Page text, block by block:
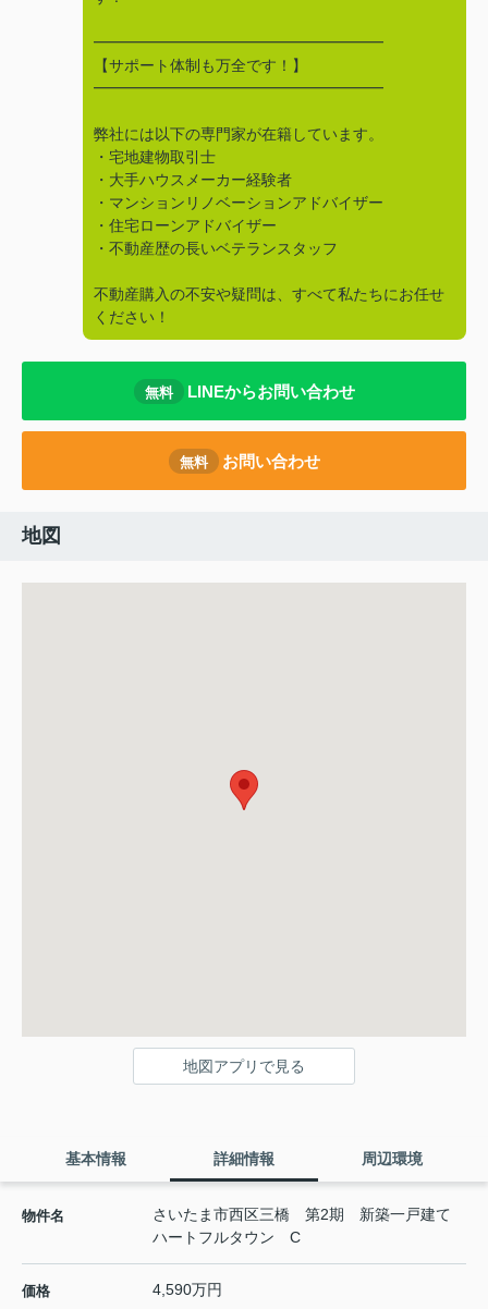
━━━━━━━━━━━━━━━━━━━
【サポート体制も万全です！】
━━━━━━━━━━━━━━━━━━━
弊社には以下の専門家が在籍しています。
・宅地建物取引士
・大手ハウスメーカー経験者
・マンションリノベーションアドバイザー
・住宅ローンアドバイザー
・不動産歴の長いベテランスタッフ
不動産購入の不安や疑問は、すべて私たちにお任せ
ください！
無料 LINEからお問い合わせ
無料 お問い合わせ
地図
地図アプリで見る
基本情報 詳細情報 周辺環境
物件名
さいたま市西区三橋 第2期 新築一戸建て
ハートフルタウン C
価格 4,590万円